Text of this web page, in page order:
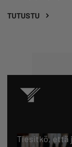
TUTUSTU
Tiesitkö, että